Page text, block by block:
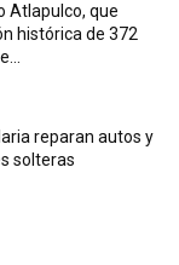
Atlapulco, que
histórica de 372
reparan autos y
solteras